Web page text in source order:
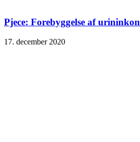
Pjece: Forebyggelse af
17. december 2020